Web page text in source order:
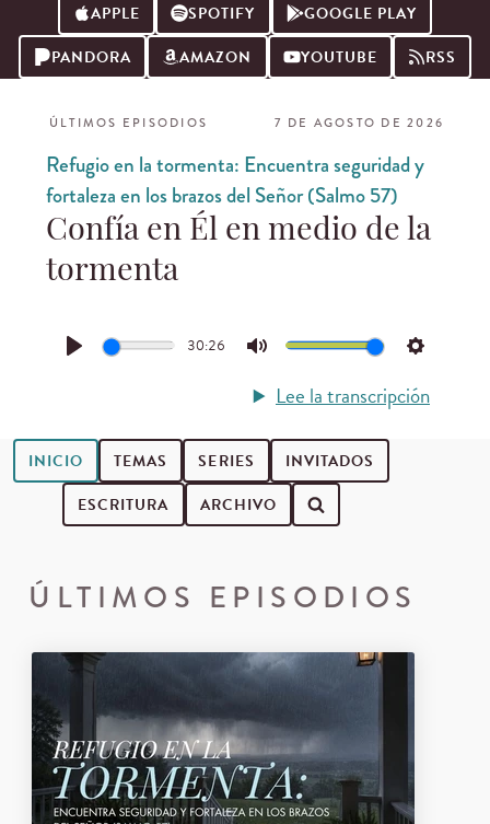
APPLE SPOTIFY
GOOGLE PLAY
PANDORA
AMAZON YOUTUBE RSS
ÚLTIMOS EPISODIOS 7 DE AGOSTO DE 2026
Refugio en la tormenta: Encuentra seguridad y
fortaleza en los brazos del Señor (Salmo 57)
Confía en Él en medio de la
tormenta
Play
30:26
Mute
Settings
Lee la transcripción
INICIO TEMAS SERIES
INVITADOS
ESCRITURA
ARCHIVO
ÚLTIMOS EPISODIOS